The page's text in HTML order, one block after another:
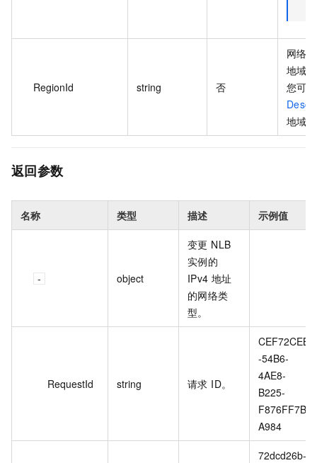
RegionId string 否
网络
地域
您可
地域
返回参数
名称 类型 描述 示例值
object
变更 NLB
实例的
IPv4 地址
的网络类
型。
RequestId string 请求 ID。
CEF72CEB
-54B6-
4AE8-
B225-
F876FF7B
A984
72dcd26b-